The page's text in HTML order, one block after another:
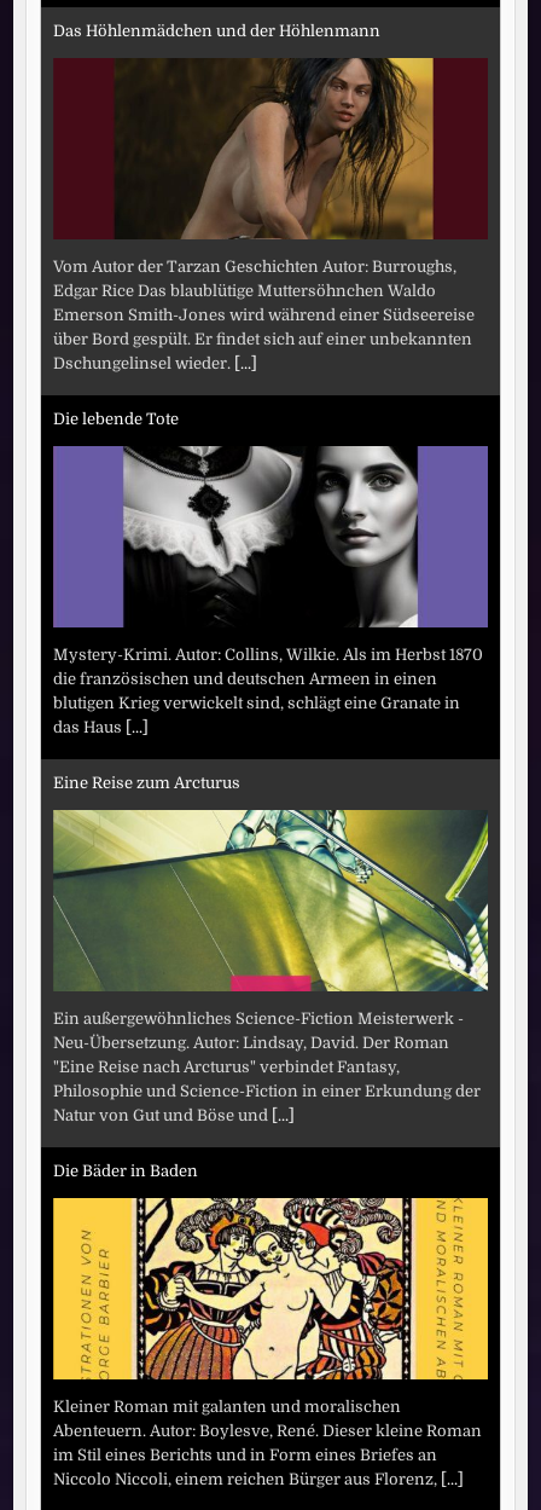
Das Höhlenmädchen und der Höhlenmann
Vom Autor der Tarzan Geschichten Autor: Burroughs,
Edgar Rice Das blaublütige Muttersöhnchen Waldo
Emerson Smith-Jones wird während einer Südseereise
über Bord gespült. Er findet sich auf einer unbekannten
Dschungelinsel wieder. [...]
Die lebende Tote
Mystery-Krimi. Autor: Collins, Wilkie. Als im Herbst 1870
die französischen und deutschen Armeen in einen
blutigen Krieg verwickelt sind, schlägt eine Granate in
das Haus [...]
Eine Reise zum Arcturus
Ein außergewöhnliches Science-Fiction Meisterwerk -
Neu-Übersetzung. Autor: Lindsay, David. Der Roman
"Eine Reise nach Arcturus" verbindet Fantasy,
Philosophie und Science-Fiction in einer Erkundung der
Natur von Gut und Böse und [...]
Die Bäder in Baden
Kleiner Roman mit galanten und moralischen
Abenteuern. Autor: Boylesve, René. Dieser kleine Roman
im Stil eines Berichts und in Form eines Briefes an
Niccolo Niccoli, einem reichen Bürger aus Florenz, [...]